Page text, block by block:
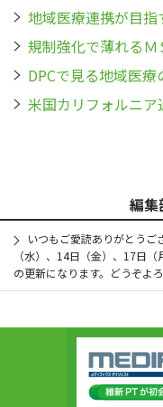
地域医療連携が目
規制強化で薄れる
DPCで見る地域医療
米国カリフォルニア
編集
いつもご愛読ありがとうご
（水）、14日（金）、17日
の更新になります。どうぞよ